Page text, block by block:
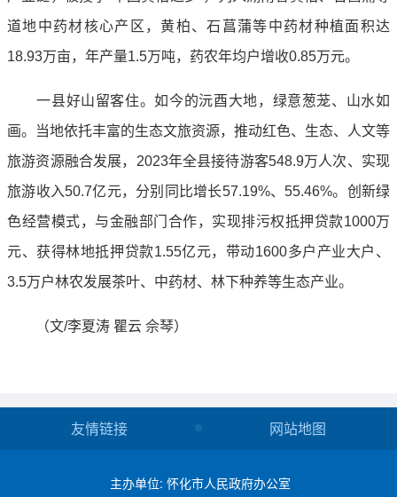
道地中药材核心产区，黄柏、石菖蒲等中药材种植面积达
18.93万亩，年产量1.5万吨，药农年均户增收0.85万元。
一县好山留客住。如今的沅酉大地，绿意葱茏、山水如
画。当地依托丰富的生态文旅资源，推动红色、生态、人文等
旅游资源融合发展，2023年全县接待游客548.9万人次、实现
旅游收入50.7亿元，分别同比增长57.19%、55.46%。创新绿
色经营模式，与金融部门合作，实现排污权抵押贷款1000万
元、获得林地抵押贷款1.55亿元，带动1600多户产业大户、
3.5万户林农发展茶叶、中药材、林下种养等生态产业。
（文/李夏涛 瞿云 佘琴）
友情链接 网站地图
主办单位: 怀化市人民政府办公室